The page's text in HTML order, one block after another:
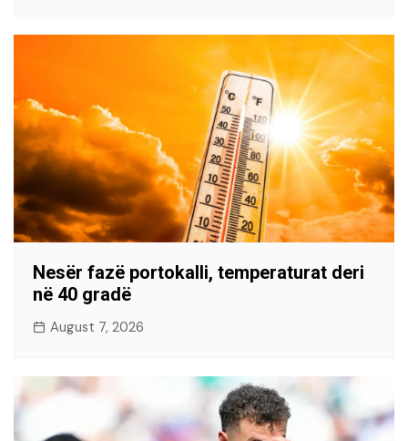
Nesër fazë portokalli, temperaturat deri
në 40 gradë
August 7, 2026